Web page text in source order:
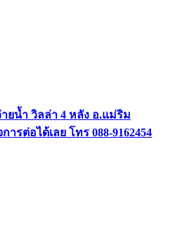
ยน้ำ วิลล่า 4 หลัง อ.แม่ริม
รต่อได้เลย โทร 088-9162454